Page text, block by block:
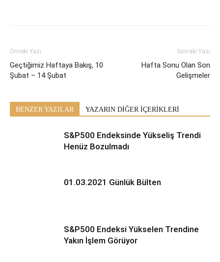
Önceki Yazı
Geçtiğimiz Haftaya Bakış, 10
Şubat – 14 Şubat
Sonraki Yazı
Hafta Sonu Olan Son
Gelişmeler
BENZER YAZILAR YAZARIN DİĞER İÇERİKLERİ
S&P500 Endeksinde Yükseliş Trendi
Henüz Bozulmadı
01.03.2021 Günlük Bülten
S&P500 Endeksi Yükselen Trendine
Yakın İşlem Görüyor